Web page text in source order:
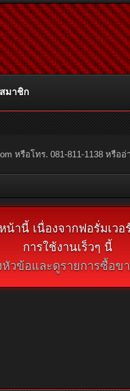
หรือโทร. 081-811-1138 หรือ
านี้ เนื่องจากฟอรั่มเว
การใช้งานเร็วๆ นี้
วข้อและดูรายการซื้อข
สมาชิก